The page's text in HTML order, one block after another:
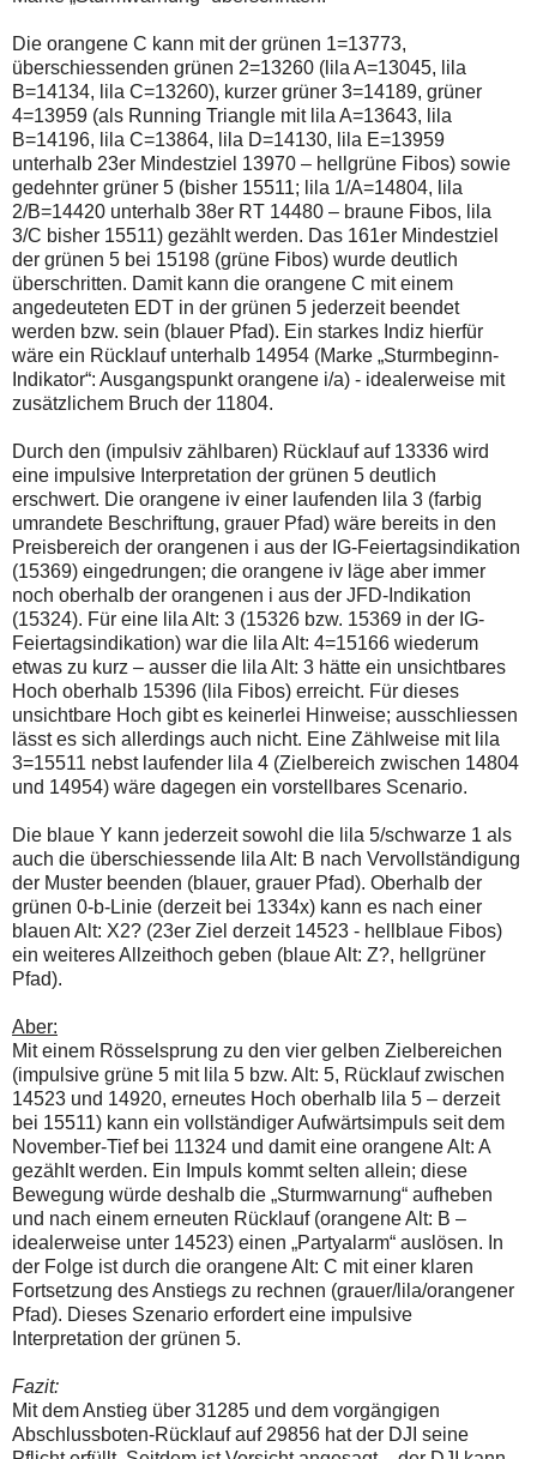
Kontaktaufnahme
Mail
robbys-
elliottwellen@online.de.
Bis
zur
Lösung
des
Problems
sind
die
Post
auch
auf
der
Plattform
wallstreet-
online.de
verfügbar.
Die orangene C kann mit der grünen 1=13773,
überschiessenden grünen 2=13260 (lila A=13045, lila
B=14134, lila C=13260), kurzer grüner 3=14189, grüner
4=13959 (als Running Triangle mit lila A=13643, lila
B=14196, lila C=13864, lila D=14130, lila E=13959
unterhalb 23er Mindestziel 13970 – hellgrüne Fibos) sowie
gedehnter grüner 5 (bisher 15511; lila 1/A=14804, lila
2/B=14420 unterhalb 38er RT 14480 – braune Fibos, lila
3/C bisher 15511) gezählt werden. Das 161er Mindestziel
der grünen 5 bei 15198 (grüne Fibos) wurde deutlich
überschritten. Damit kann die orangene C mit einem
angedeuteten EDT in der grünen 5 jederzeit beendet
werden bzw. sein (blauer Pfad). Ein starkes Indiz hierfür
wäre ein Rücklauf unterhalb 14954 (Marke „Sturmbeginn-
Indikator“: Ausgangspunkt orangene i/a) - idealerweise mit
zusätzlichem Bruch der 11804.
Durch den (impulsiv zählbaren) Rücklauf auf 13336 wird
eine impulsive Interpretation der grünen 5 deutlich
erschwert. Die orangene iv einer laufenden lila 3 (farbig
umrandete Beschriftung, grauer Pfad) wäre bereits in den
Preisbereich der orangenen i aus der IG-Feiertagsindikation
(15369) eingedrungen; die orangene iv läge aber immer
noch oberhalb der orangenen i aus der JFD-Indikation
(15324). Für eine lila Alt: 3 (15326 bzw. 15369 in der IG-
Feiertagsindikation) war die lila Alt: 4=15166 wiederum
etwas zu kurz – ausser die lila Alt: 3 hätte ein unsichtbares
Hoch oberhalb 15396 (lila Fibos) erreicht. Für dieses
unsichtbare Hoch gibt es keinerlei Hinweise; ausschliessen
lässt es sich allerdings auch nicht. Eine Zählweise mit lila
3=15511 nebst laufender lila 4 (Zielbereich zwischen 14804
und 14954) wäre dagegen ein vorstellbares Scenario.
Die blaue Y kann jederzeit sowohl die lila 5/schwarze 1 als
auch die überschiessende lila Alt: B nach Vervollständigung
der Muster beenden (blauer, grauer Pfad). Oberhalb der
grünen 0-b-Linie (derzeit bei 1334x) kann es nach einer
blauen Alt: X2? (23er Ziel derzeit 14523 - hellblaue Fibos)
ein weiteres Allzeithoch geben (blaue Alt: Z?, hellgrüner
Pfad).
Aber:
Mit einem Rösselsprung zu den vier gelben Zielbereichen
(impulsive grüne 5 mit lila 5 bzw. Alt: 5, Rücklauf zwischen
14523 und 14920, erneutes Hoch oberhalb lila 5 – derzeit
bei 15511) kann ein vollständiger Aufwärtsimpuls seit dem
November-Tief bei 11324 und damit eine orangene Alt: A
gezählt werden. Ein Impuls kommt selten allein; diese
Bewegung würde deshalb die „Sturmwarnung“ aufheben
und nach einem erneuten Rücklauf (orangene Alt: B –
idealerweise unter 14523) einen „Partyalarm“ auslösen. In
der Folge ist durch die orangene Alt: C mit einer klaren
Fortsetzung des Anstiegs zu rechnen (grauer/lila/orangener
Pfad). Dieses Szenario erfordert eine impulsive
Interpretation der grünen 5.
Fazit:
Mit dem Anstieg über 31285 und dem vorgängigen
Abschlussboten-Rücklauf auf 29856 hat der DJI seine